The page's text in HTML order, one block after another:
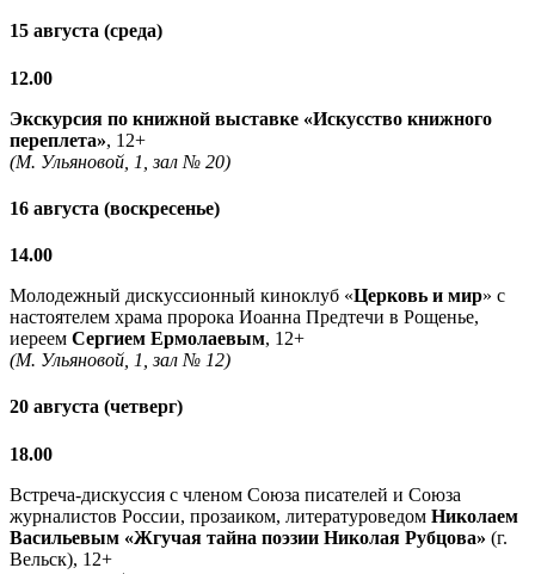
15 августа (среда)
12.00
Экскурсия по книжной выставке «Искусство книжного
переплета», 12+
(М. Ульяновой, 1, зал № 20)
16 августа (воскресенье)
14.00
Молодежный дискуссионный киноклуб «Церковь и мир» с
настоятелем храма пророка Иоанна Предтечи в Рощенье,
иереем Сергием Ермолаевым, 12+
(М. Ульяновой, 1, зал № 12)
20 августа (четверг)
18.00
Встреча-дискуссия с членом Союза писателей и Союза
журналистов России, прозаиком, литературоведом Николаем
Васильевым «Жгучая тайна поэзии Николая Рубцова» (г.
Вельск), 12+